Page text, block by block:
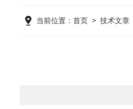
当前位置：首页 >技术文章